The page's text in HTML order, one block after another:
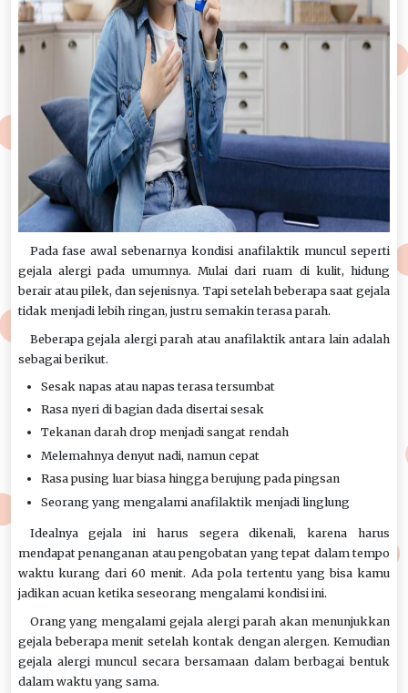
Pada fase awal sebenarnya kondisi anafilaktik muncul seperti
gejala alergi pada umumnya. Mulai dari ruam di kulit, hidung
berair atau pilek, dan sejenisnya. Tapi setelah beberapa saat gejala
tidak menjadi lebih ringan, justru semakin terasa parah.
Beberapa gejala alergi parah atau anafilaktik antara lain adalah
sebagai berikut.
Sesak napas atau napas terasa tersumbat
Rasa nyeri di bagian dada disertai sesak
Tekanan darah drop menjadi sangat rendah
Melemahnya denyut nadi, namun cepat
Rasa pusing luar biasa hingga berujung pada pingsan
Seorang yang mengalami anafilaktik menjadi linglung
Idealnya gejala ini harus segera dikenali, karena harus
mendapat penanganan atau pengobatan yang tepat dalam tempo
waktu kurang dari 60 menit. Ada pola tertentu yang bisa kamu
jadikan acuan ketika seseorang mengalami kondisi ini.
Orang yang mengalami gejala alergi parah akan menunjukkan
gejala beberapa menit setelah kontak dengan alergen. Kemudian
gejala alergi muncul secara bersamaan dalam berbagai bentuk
dalam waktu yang sama.